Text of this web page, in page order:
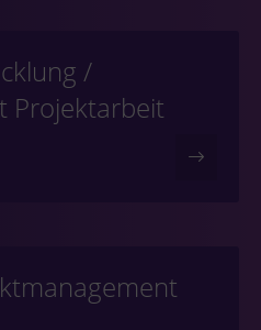
/
Projektarbeit